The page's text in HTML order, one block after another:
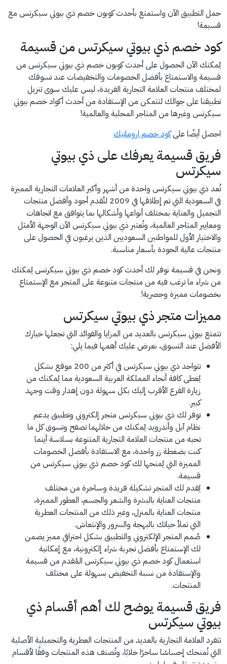
حمل التطبيق الآن واستمتع بأحدث كوبون خصم ذي بيوتي سيكرتس مع
قسيمة!
كود خصم ذي بيوتي سيكرتس من قسيمة
يُمكنك الآن الحصول على أحدث كوبون خصم ذي بيوتي سيكرتس من
قسيمة والاستمتاع بأفضل الخصومات والتخفيضات عند تسوقك
لمختلف منتجات العلامة التجارية الفريدة، ليس عليك سوى تنزيل
تطبيقنا على جوالك لتتمكن من الإستفادة من أحدث أكواد خصم بيوتي
سيكرتس وغيرها من المتاجر المحلية والعالمية!
احصل أيضًا علىكود خصم اروماتيك
فريق قسيمة يعرفك على ذي بيوتي
سيكرتس
تُعد ذي بيوتي سيكرتس واحدة من أشهر وأكبر العلامات التجارية المميزة
في السعودية التي تم إطلاقها في 2009 لتُقدم أجود وأفضل منتجات
التجميل والعناية بمختلف أنواعها وأشكالها بما يتوافق مع اتجاهات
ومعايير المتاجر العالمية، وتُعتبر ذي بيوتي سيكرتس الآن الوجهة الأمثل
والاختيار الأول للمواطنين السعوديين الذين يرغبون في الحصول على
منتجات عالية الجودة بأسعار مناسبة.
ونحن في قسيمة نوفر لك أحدث كود خصم ذي بيوتي سيكرتس يُمكنك
من شراء ما ترغب فيه من منتجات متنوعة على المتجر مع الإستمتاع
بخصومات مميزة وحصرية!
مميزات متجر ذي بيوتي سيكرتس
تتمتع بيوتي سيكرتس بالعديد من المزايا والفوائد التي تجعلها خيارك
الأفضل عند التسوق، نعرض عليك أهمها فيما يلي:
تتواجد ذي بيوتي سيكرتس في أكثر من 200 موقع بشكل
يُغطى كافة أنحاء المملكة العربية السعودية مما يُمكنك من
زيارة الفرع الأقرب إليك بكل سهولة دون إهدار وقت وجهد
كبير.
توفر لك ذي بيوتي سيكرتس متجر إلكتروني وتطبيق يدعم
نظام آبل وأندرويد يُمكنك من خلالهما تصفح وتسوق كل ما
تحبه من منتجات العلامة التجارية المتنوعة بسلاسة أينما
كنت بضغطة زر واحدة، مع الاستفادة بأفضل الخصومات
المميزة التي يُمنحها لك كود خصم ذي بيوتي سيكرتس من
قسيمة.
يُقدم لك المتجر تشكيلة فريدة وساحرة من مختلف
منتجات العناية بالبشرة والشعر والجسم، العطور المميزة،
منتجات العناية بالمنزل، وغير ذلك من المنتجات العطرية
التي تملأ حياتك بالبهجة والسرور والإنتعاش.
صُمم المتجر الإلكتروني والتطبيق بشكل احترافي مميز يضمن
لك الإستمتاع بأفضل تجربة شراء إلكترونية، مع إمكانية
استعمال كود خصم ذي بيوتي سيكرتس المُقدم من قسيمة
والإستفادة من نسبة التخفيض بسهولة على مختلف
المنتجات.
فريق قسيمة يوضح لك أهم أقسام ذي
بيوتي سيكرتس
تتفرد العلامة التجارية بالعديد من المنتجات العطرية والتجميلية الأصلية
التي تُمنحك إحساسًا ساحرًا خلابًا، وتُصنف هذه المنتجات وفقًا لأقسام